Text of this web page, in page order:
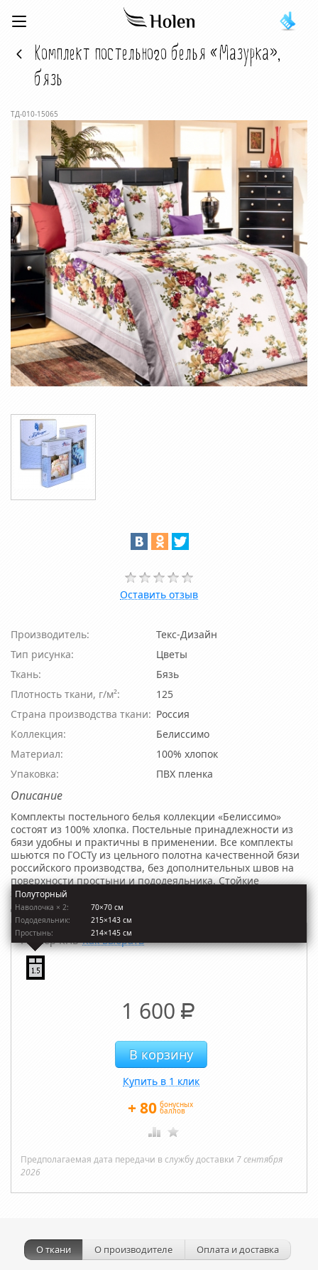
Комплект постельного белья «Мазурка»,
бязь
ТД-010-15065
Оставить отзыв
Производитель:
Текс-Дизайн
Тип рисунка:
Цветы
Ткань:
Бязь
Плотность ткани, г/м²:
125
Страна производства ткани: Россия
Коллекция:
Белиссимо
Материал:
100% хлопок
Упаковка:
ПВХ пленка
Описание
Комплекты постельного белья коллекции «Белиссимо»
состоят из 100% хлопка. Постельные принадлежности из
бязи удобны и практичны в применении. Все комплекты
шьются по ГОСТу из цельного полотна качественной бязи
российского производства, без дополнительных швов на
поверхности простыни и пододеяльника. Стойкие
экологически безопасные красители обеспечивают
долговечность и яркость рисунка.
Размер КПБ Как выбрать
Полуторный
Наволочкa × 2:
70×70 см
Пододеяльник:
215×143 см
Простынь:
214×145 см
1 600Р
Купить в 1 клик
+80 бонусных
баллов
Предполагаемая дата передачи в службу доставки 7 сентября
2026
О ткани О производителе Оплата и доставка